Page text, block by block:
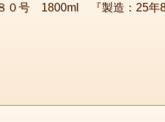
０号 1800ml 『製造：25年